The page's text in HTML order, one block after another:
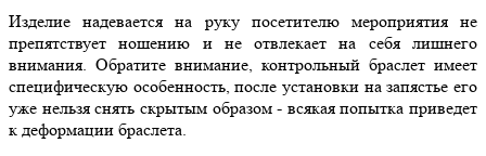
Изделие надевается на руку посетителю мероприятия не
препятствует ношению и не отвлекает на себя лишнего
внимания. Обратите внимание, контрольный браслет имеет
специфическую особенность, после установки на запястье его
уже нельзя снять скрытым образом - всякая попытка приведет
к деформации браслета.